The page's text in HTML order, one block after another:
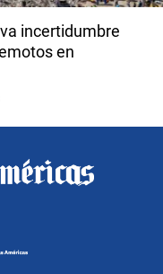
incertidumbre
en